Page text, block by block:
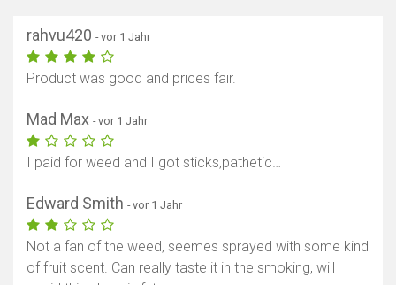
rahvu420 - vor 1 Jahr
Product was good and prices fair.
Mad Max - vor 1 Jahr
I paid for weed and I got sticks,pathetic…
Edward Smith - vor 1 Jahr
Not a fan of the weed, seemes sprayed with some kind
of fruit scent. Can really taste it in the smoking, will